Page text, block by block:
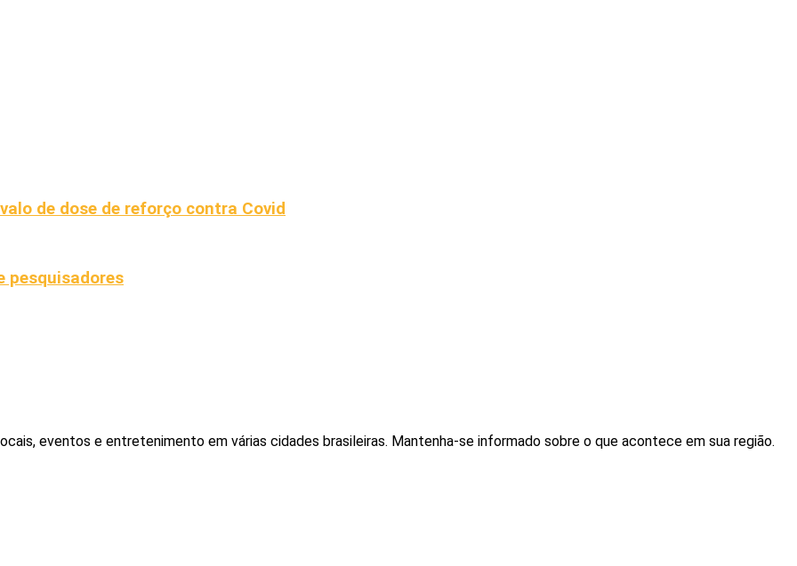
de dose de reforço contra Covid
pesquisadores
eventos e entretenimento em várias cidades brasileiras. Mantenha-se informado sobre o que acontece em sua região.